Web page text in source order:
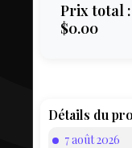
Prix total :
$0.00
Détails du
7 août 2026